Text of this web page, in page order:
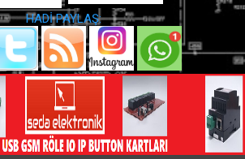
HADİ PAYLAŞ: